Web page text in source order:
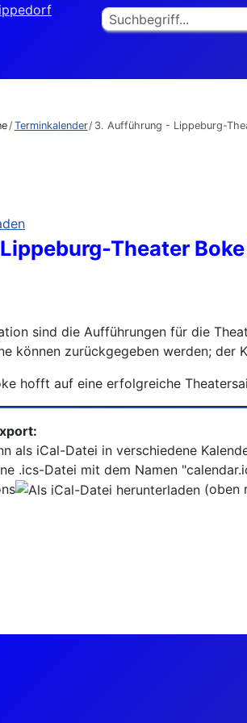
Suchen
Terminkalender 3. Aufführung - Lippeburg-
Theater
sind die Aufführungen für die
können zurückgegeben werden; der
hofft auf eine erfolgreiche
als iCal-Datei in verschiedene
.ics-Datei mit dem Namen
(oben